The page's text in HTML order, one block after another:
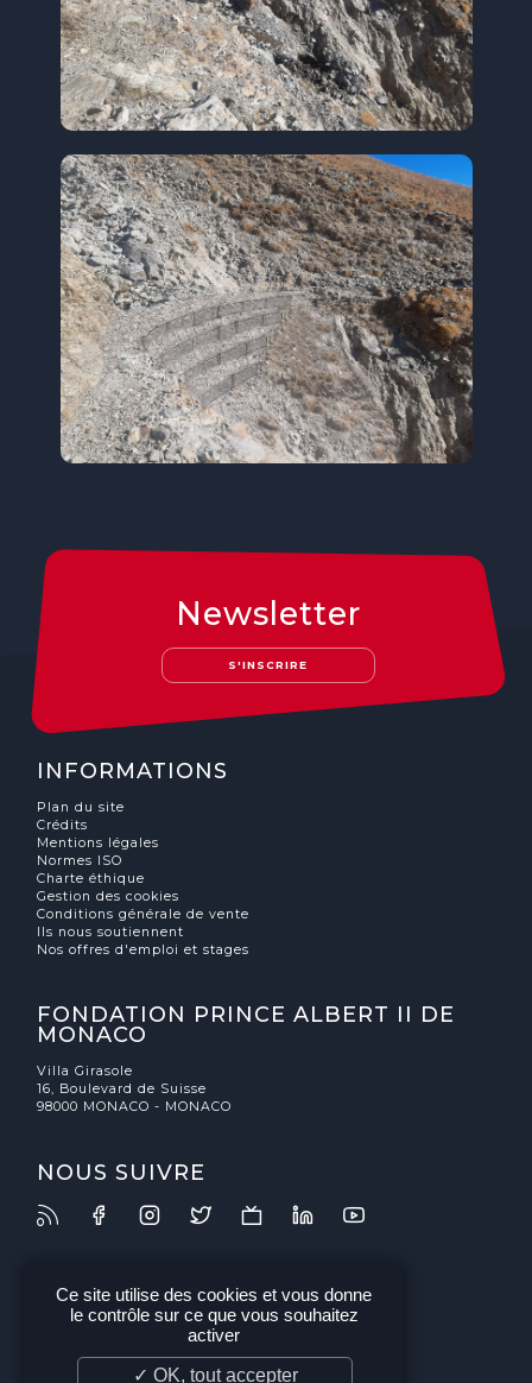
Newsletter
S'INSCRIRE
INFORMATIONS
Plan du site
Crédits
Mentions légales
Normes ISO
Charte éthique
Gestion des cookies
Conditions générale de vente
Ils nous soutiennent
Nos offres d'emploi et stages
FONDATION PRINCE ALBERT II DE
MONACO
Villa Girasole
16, Boulevard de Suisse
98000 MONACO - MONACO
NOUS SUIVRE
Ce site utilise des cookies et vous donne
le contrôle sur ce que vous souhaitez
activer
✓ OK, tout accepter